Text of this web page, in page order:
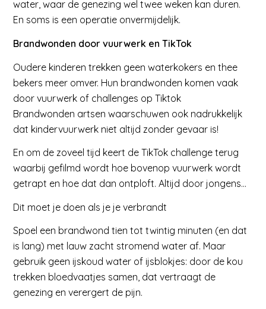
water, waar de genezing wel twee weken kan duren.
En soms is een operatie onvermijdelijk.
Brandwonden door vuurwerk en TikTok
Oudere kinderen trekken geen waterkokers en thee
bekers meer omver. Hun brandwonden komen vaak
door vuurwerk of challenges op Tiktok
Brandwonden artsen waarschuwen ook nadrukkelijk
dat kindervuurwerk niet altijd zonder gevaar is!
En om de zoveel tijd keert de TikTok challenge terug
waarbij gefilmd wordt hoe bovenop vuurwerk wordt
getrapt en hoe dat dan ontploft. Altijd door jongens…
Dit moet je doen als je je verbrandt
Spoel een brandwond tien tot twintig minuten (en dat
is lang) met lauw zacht stromend water af. Maar
gebruik geen ijskoud water of ijsblokjes: door de kou
trekken bloedvaatjes samen, dat vertraagt de
genezing en verergert de pijn.